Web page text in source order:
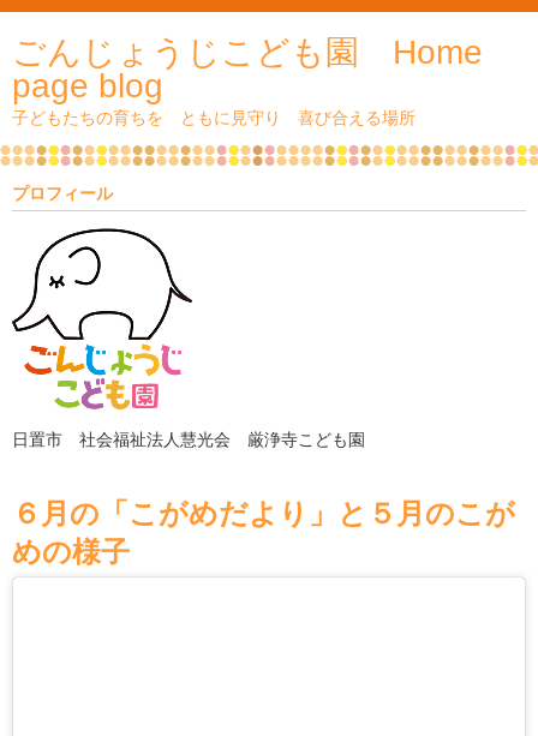
ごんじょうじこども園 Home
page blog
子どもたちの育ちを ともに見守り 喜び合える場所
プロフィール
日置市 社会福祉法人慧光会 厳浄寺こども園
６月の「こがめだより」と５月のこが
めの様子